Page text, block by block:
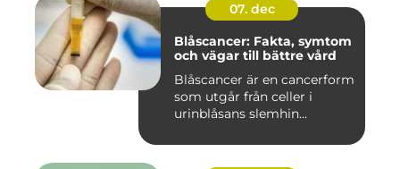
07. dec
Blåscancer: Fakta, symtom
och vägar till bättre vård
Blåscancer är en cancerform
som utgår från celler i
urinblåsans slemhin...